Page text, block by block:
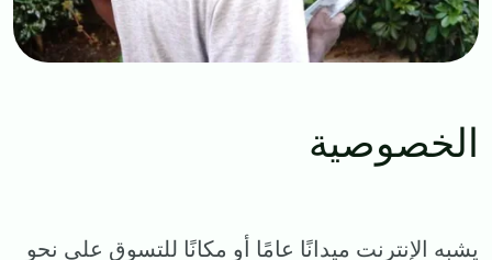
الخصوصية
يشبه الإنترنت ميدانًا عامًا أو مكانًا للتسوق على نحوٍ